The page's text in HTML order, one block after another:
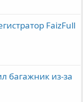
FaizFull
багажник из-за